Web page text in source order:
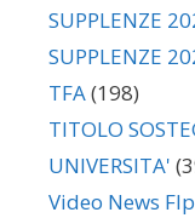
SUPPLENZE
SUPPLENZE
TFA(198)
TITOLO
UNIVERSITA'
Video News